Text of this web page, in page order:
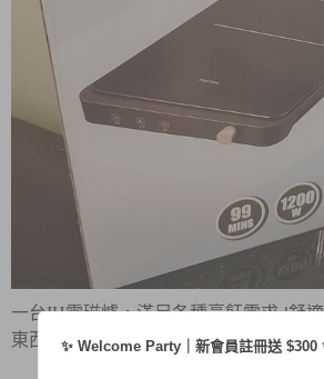
一台IH電磁爐，滿足各種烹飪需求!舒
東西不再搞到滿頭大汗~
✨ Welcome Party｜新會員註冊送 $300